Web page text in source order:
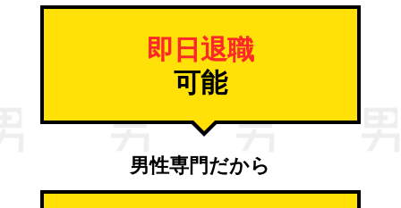
即日退職
可能
男性専門だから